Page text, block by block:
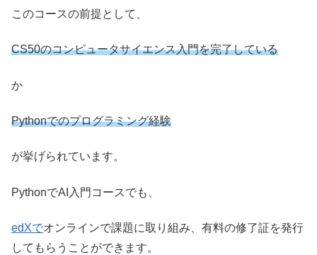
このコースの前提として、
CS50のコンピュータサイエンス入門を完了している
か
Pythonでのプログラミング経験
が挙げられています。
PythonでAI入門コースでも、
edXでオンラインで課題に取り組み、有料の修了証を発行
してもらうことができます。